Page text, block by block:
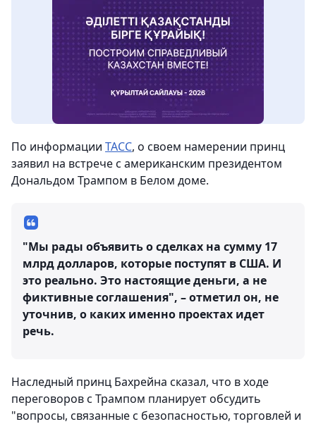
По информации ТАСС, о своем намерении принц
заявил на встрече с американским президентом
Дональдом Трампом в Белом доме.
"Мы рады объявить о сделках на сумму 17
млрд долларов, которые поступят в США. И
это реально. Это настоящие деньги, а не
фиктивные соглашения", – отметил он, не
уточнив, о каких именно проектах идет
речь.
Наследный принц Бахрейна сказал, что в ходе
переговоров с Трампом планирует обсудить
"вопросы, связанные с безопасностью, торговлей и